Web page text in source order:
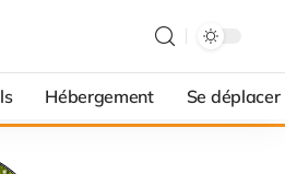
Hébergement Se déplacer